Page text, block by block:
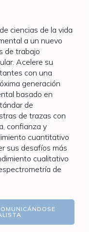
ciencias de la vida
a un nuevo
de trabajo
Acelere su
con una
generación
basado en
de
de trazas con
confianza y
cuantitativo
sus desafíos más
cualitativo
de